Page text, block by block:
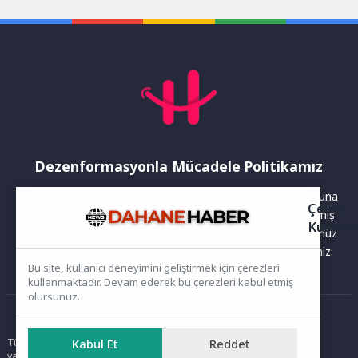
Dezenformasyonla Mücadele Politikamız
Yayınlanan haberler doğruluk ilkesi gözetilerek hazırlanır. Buna
rağmen bazı içeriklerde eksik, hatalı veya güncelliğini yitirmiş
bilgiler bulunabilir.Yanlış veya yanıltıcı olduğunu düşündüğünüz
haberleri aşağıdaki iletişim kanallarından bize bildirebilirsiniz:
Ana Sayfa
Tüm hakları saklıdır. Sitede yer alan içerikler izinsiz kopyalanamaz,
Çerez
Bu site, kullanıcı deneyimini geliştirmek için çerezleri
kullanmaktadır. Devam ederek bu çerezleri kabul etmiş
olursunuz.
Kabul Et Reddet